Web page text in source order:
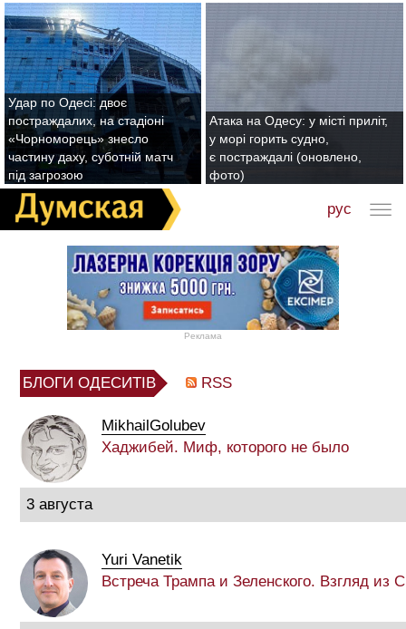
Удар по Одесі: двоє
постраждалих, на стадіоні
«Чорноморець» знесло
частину даху, суботній матч
під загрозою
Атака на Одесу: у місті приліт,
у морі горить судно,
є постраждалі (оновлено,
фото)
рус
Реклама
БЛОГИ ОДЕСИТІВ RSS
MikhailGolubev
Хаджибей. Миф, которого не было
3 августа
Yuri Vanetik
Встреча Трампа и Зеленского. Взгляд из